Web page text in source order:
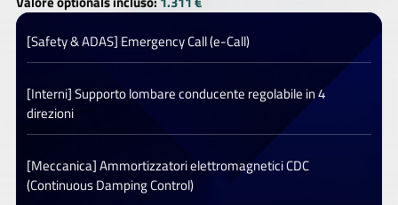
[Safety & ADAS] Emergency Call (e-Call)
[Interni] Supporto lombare conducente regolabile in 4
direzioni
[Meccanica] Ammortizzatori elettromagnetici CDC
(Continuous Damping Control)